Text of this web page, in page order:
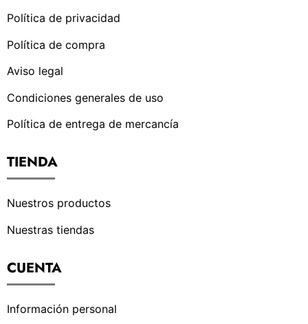
Política de privacidad
Política de compra
Aviso legal
Condiciones generales de uso
Política de entrega de mercancía
TIENDA
Nuestros productos
Nuestras tiendas
CUENTA
Información personal